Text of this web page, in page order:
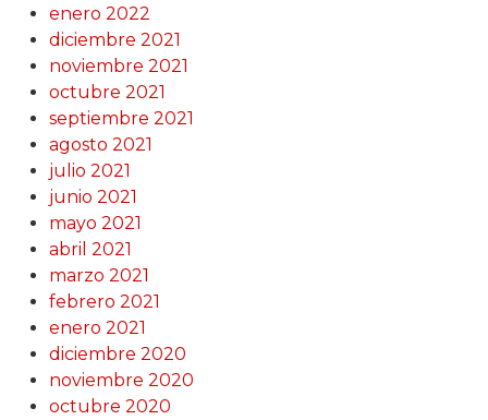
enero 2022
diciembre 2021
noviembre 2021
octubre 2021
septiembre 2021
agosto 2021
julio 2021
junio 2021
mayo 2021
abril 2021
marzo 2021
febrero 2021
enero 2021
diciembre 2020
noviembre 2020
octubre 2020